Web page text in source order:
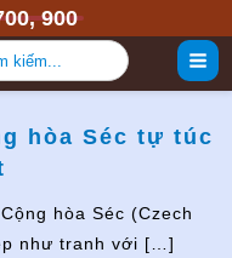
900
hòa Séc tự túc
hòa Séc (Czech
như tranh với […]